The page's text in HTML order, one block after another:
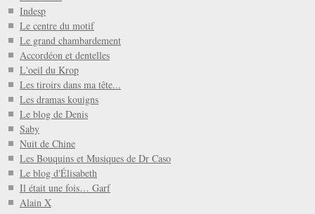
Indesp
Le centre du motif
Le grand chambardement
Accordéon et dentelles
L'oeil du Krop
Les tiroirs dans ma tête...
Les dramas kouigns
Le blog de Denis
Saby
Nuit de Chine
Les Bouquins et Musiques de Dr Caso
Le blog d'Élisabeth
Il était une fois… Garf
Alain X